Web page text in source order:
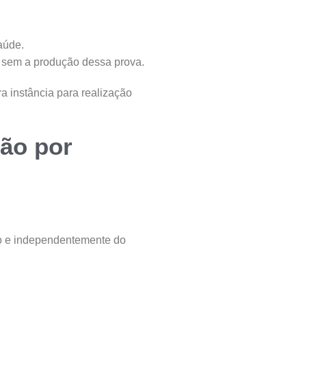
a produção dessa prova.
instância para realização
por
e independentemente do